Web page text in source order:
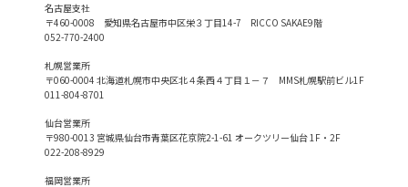
名古屋支社
〒460-0008 愛知県名古屋市中区栄３丁目14-7 RICCO SAKAE9階
052-770-2400
札幌営業所
〒060-0004 北海道札幌市中央区北４条西４丁目１－７ MMS札幌駅前ビル1F
011-804-8701
仙台営業所
〒980-0013 宮城県仙台市青葉区花京院2-1-61 オークツリー仙台 1F・2F
022-208-8929
福岡営業所